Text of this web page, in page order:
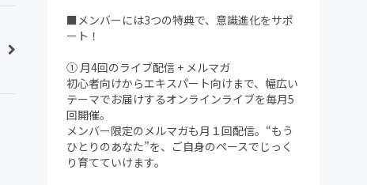
■メンバーには3つの特典で、意識進化をサポ
ート！
① 月4回のライブ配信 + メルマガ
初心者向けからエキスパート向けまで、幅広い
テーマでお届けするオンラインライブを毎月5
回開催。
メンバー限定のメルマガも月１回配信。“もう
ひとりのあなた”を、ご自身のペースでじっく
り育てていけます。